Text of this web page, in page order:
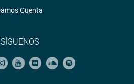
Cuenta
SÍGUENOS